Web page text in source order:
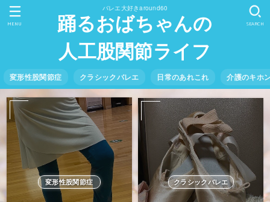
バレエ大好きaround60
踊るおばちゃんの
人工股関節ライフ
変形性股関節症 クラシックバレエ 日常のあれこれ 介護のキホ
SEARCH
MENU
変形性股関節症 クラシックバレエ